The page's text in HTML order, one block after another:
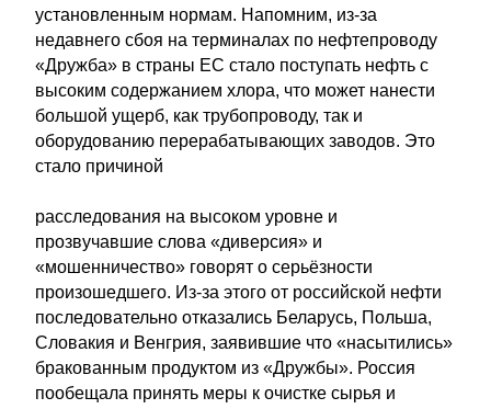
установленным нормам. Напомним, из-за
недавнего сбоя на терминалах по нефтепроводу
«Дружба» в страны ЕС стало поступать нефть с
высоким содержанием хлора, что может нанести
большой ущерб, как трубопроводу, так и
оборудованию перерабатывающих заводов. Это
стало причиной
расследования на высоком уровне и
прозвучавшие слова «диверсия» и
«мошенничество» говорят о серьёзности
произошедшего. Из-за этого от российской нефти
последовательно отказались Беларусь, Польша,
Словакия и Венгрия, заявившие что «насытились»
бракованным продуктом из «Дружбы». Россия
пообещала принять меры к очистке сырья и